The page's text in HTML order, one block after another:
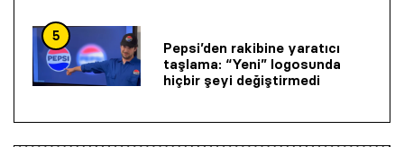
5
Pepsi’den rakibine yaratıcı
taşlama: “Yeni” logosunda
hiçbir şeyi değiştirmedi